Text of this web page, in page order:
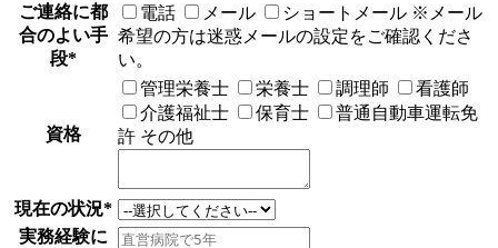
ご連絡に都
合のよい手
段*
電話 メール ショートメール ※メール
希望の方は迷惑メールの設定をご確認くださ
い。
資格
管理栄養士 栄養士 調理師
看護師
介護福祉士
保育士
普通自動車運転免
許 その他
現在の状況*
実務経験に